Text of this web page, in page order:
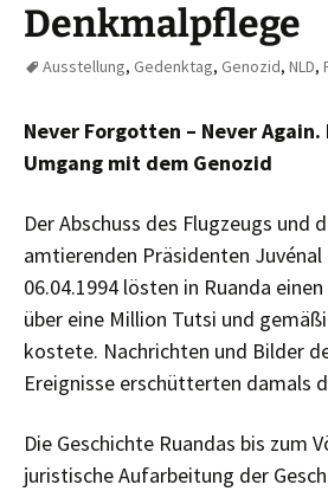
Denkmalpflege
Ausstellung, Gedenktag, Genozid, NLD,
Never Forgotten – Never
Umgang mit dem Genozid
Der Abschuss des Flugzeugs und
amtierenden Präsidenten Juvénal
06.04.1994 lösten in Ruanda
über eine Million Tutsi und
kostete. Nachrichten und Bilder
Ereignisse erschütterten damals
Die Geschichte Ruandas bis zum
juristische Aufarbeitung der